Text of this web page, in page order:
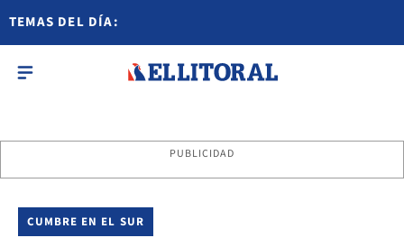
TEMAS DEL DÍA:
PUBLICIDAD
CUMBRE EN EL SUR